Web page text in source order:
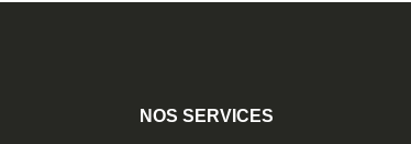
NOS SERVICES